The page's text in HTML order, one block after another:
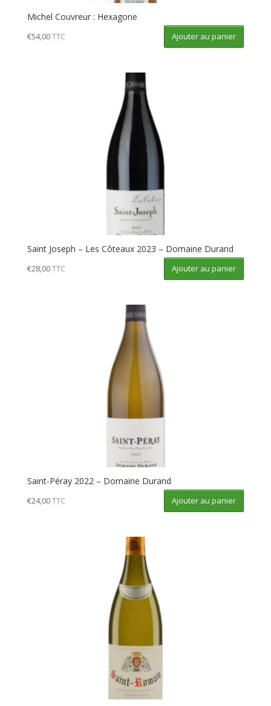
Michel Couvreur : Hexagone
€54,00TTC Ajouter au panier
Saint Joseph – Les Côteaux 2023 – Domaine Durand
€28,00TTC Ajouter au panier
Saint-Péray 2022 – Domaine Durand
€24,00TTC Ajouter au panier